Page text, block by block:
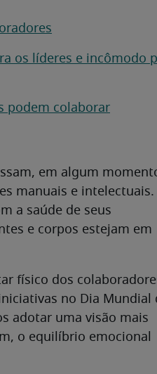
os líderes e incômodo
podem colaborar
em algum
manuais e intelectuais.
a saúde de seus
e corpos estejam em
físico dos
no Dia Mundial
adotar uma visão mais
o equilíbrio emocional